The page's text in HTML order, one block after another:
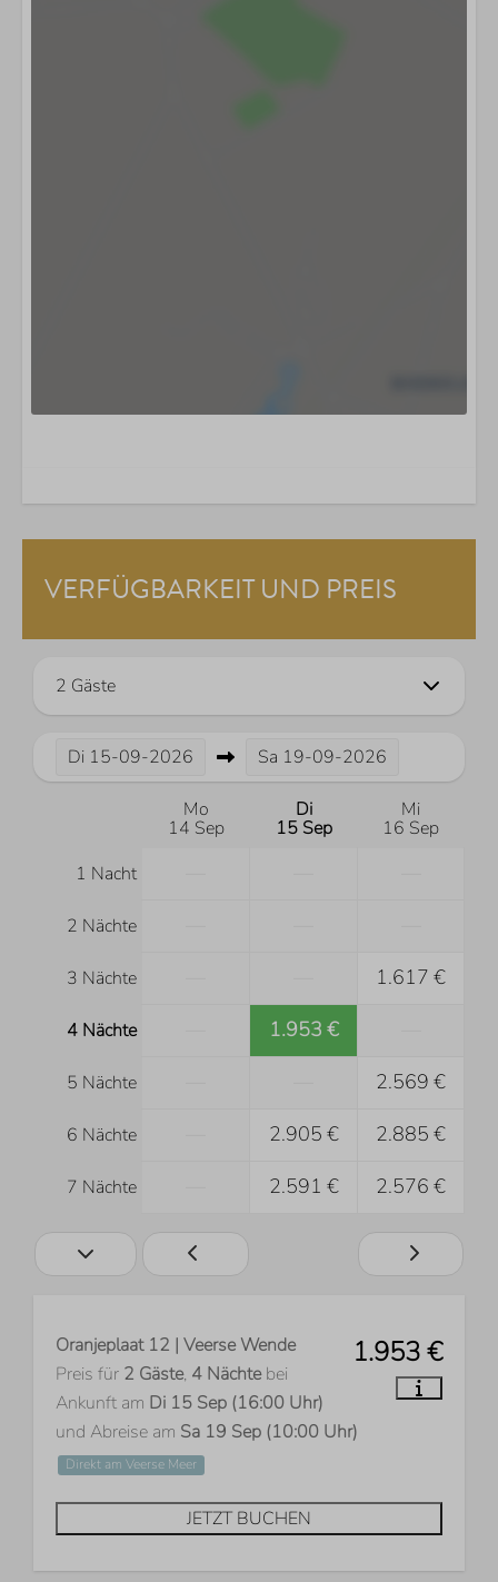
VERFÜGBARKEIT UND PREIS
2 Gäste
Di 15-09-2026 Sa 19-09-2026
Mo
14 Sep
Di
15 Sep
Mi
16 Sep
1 Nacht
2 Nächte
3 Nächte 1.617 €
4 Nächte 1.953 €
5 Nächte 2.569 €
6 Nächte 2.905 € 2.885 €
7 Nächte 2.591 € 2.576 €
1.953 €
Oranjeplaat 12 | Veerse Wende
Preis für 2 Gäste, 4 Nächtebei
Ankunft am Di 15 Sep (16:00 Uhr)
und Abreise am Sa 19 Sep (10:00 Uhr)
Direkt am Veerse Meer
JETZT BUCHEN